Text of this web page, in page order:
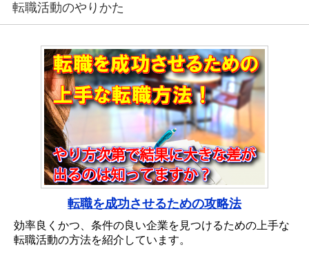
転職活動のやりかた
転職を成功させるための攻略法
効率良くかつ、条件の良い企業を見つけるための上手な
転職活動の方法を紹介しています。